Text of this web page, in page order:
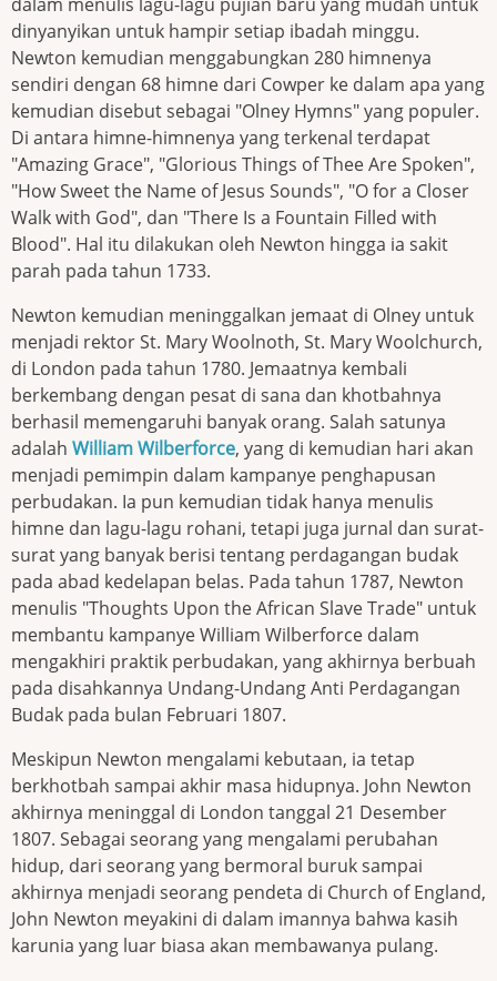
dinyanyikan untuk hampir setiap ibadah minggu.
Newton kemudian menggabungkan 280 himnenya
sendiri dengan 68 himne dari Cowper ke dalam apa yang
kemudian disebut sebagai "Olney Hymns" yang populer.
Di antara himne-himnenya yang terkenal terdapat
"Amazing Grace", "Glorious Things of Thee Are Spoken",
"How Sweet the Name of Jesus Sounds", "O for a Closer
Walk with God", dan "There Is a Fountain Filled with
Blood". Hal itu dilakukan oleh Newton hingga ia sakit
parah pada tahun 1733.
Newton kemudian meninggalkan jemaat di Olney untuk
menjadi rektor St. Mary Woolnoth, St. Mary Woolchurch,
di London pada tahun 1780. Jemaatnya kembali
berkembang dengan pesat di sana dan khotbahnya
berhasil memengaruhi banyak orang. Salah satunya
adalah William Wilberforce, yang di kemudian hari akan
menjadi pemimpin dalam kampanye penghapusan
perbudakan. Ia pun kemudian tidak hanya menulis
himne dan lagu-lagu rohani, tetapi juga jurnal dan surat-
surat yang banyak berisi tentang perdagangan budak
pada abad kedelapan belas. Pada tahun 1787, Newton
menulis "Thoughts Upon the African Slave Trade" untuk
membantu kampanye William Wilberforce dalam
mengakhiri praktik perbudakan, yang akhirnya berbuah
pada disahkannya Undang-Undang Anti Perdagangan
Budak pada bulan Februari 1807.
Meskipun Newton mengalami kebutaan, ia tetap
berkhotbah sampai akhir masa hidupnya. John Newton
akhirnya meninggal di London tanggal 21 Desember
1807. Sebagai seorang yang mengalami perubahan
hidup, dari seorang yang bermoral buruk sampai
akhirnya menjadi seorang pendeta di Church of England,
John Newton meyakini di dalam imannya bahwa kasih
karunia yang luar biasa akan membawanya pulang.